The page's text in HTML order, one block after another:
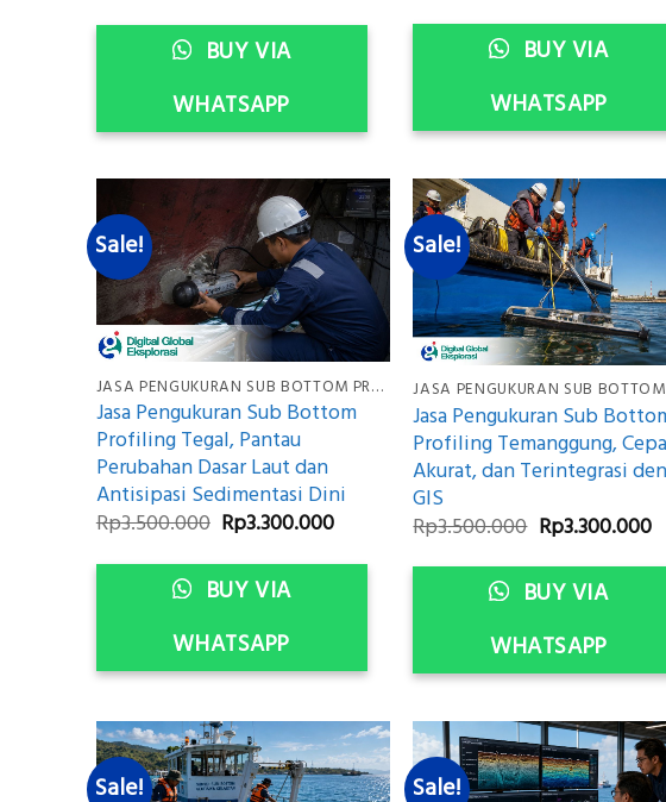
was:
Rp3.500.000.
is:
BUY VIA
WHATSAPP
was:
Rp3.500.000.
BUY VIA
WHATSAPP
Sale!
JASA PENGUKURAN SUB BOTTOM PROFILING
Jasa Pengukuran Sub Bottom
Profiling Tegal, Pantau
Perubahan Dasar Laut dan
Antisipasi Sedimentasi Dini
Rp3.500.000 Original
price
was:
Rp3.500.000.
Rp3.300.000Current
is:
BUY VIA
WHATSAPP
Sale!
Jasa Pengukuran Sub
Profiling Temanggung,
Akurat, dan Terintegrasi
GIS
Rp3.500.000 Original
price
was:
Rp3.500.000.
Rp3.300.000
BUY VIA
WHATSAPP
Sale! Sale!